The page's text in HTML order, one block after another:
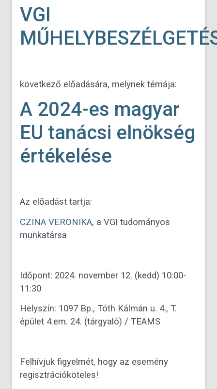
VGI
következő előadására, melynek témája:
A 2024-es magyar
EU tanácsi elnökség
értékelése
Az előadást tartja:
CZINA VERONIKA, a VGI tudományos
munkatársa
Időpont: 2024. november 12. (kedd) 10:00-
11:30
Helyszín: 1097 Bp., Tóth Kálmán u. 4., T.
épület 4.em. 24. (tárgyaló) / TEAMS
Felhívjuk figyelmét, hogy az esemény
regisztrációköteles!